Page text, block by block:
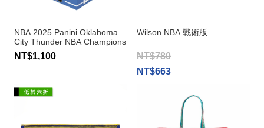
NBA 2025 Panini Oklahoma
City Thunder NBA Champions
Set 奧克荷馬雷霆隊NBA總冠
軍紀念套卡─盒裝30入
NT$1,100
Wilson NBA 戰術版
NT$780
NT$663